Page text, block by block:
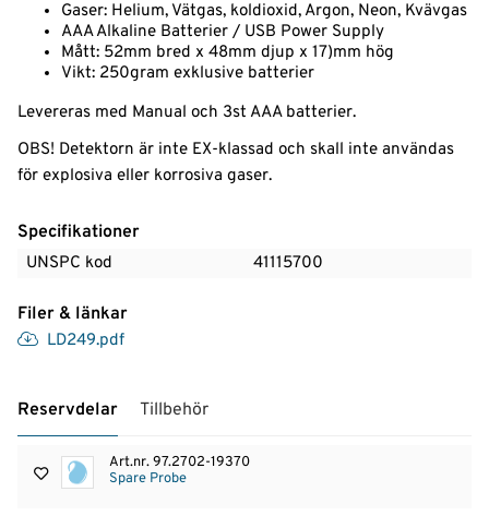
Gaser: Helium, Vätgas, koldioxid, Argon, Neon, Kvävgas
AAA Alkaline Batterier / USB Power Supply
Mått: 52mm bred x 48mm djup x 17)mm hög
Vikt: 250gram exklusive batterier
Levereras med Manual och 3st AAA batterier.
OBS! Detektorn är inte EX-klassad och skall inte användas
för explosiva eller korrosiva gaser.
Specifikationer
UNSPC kod 41115700
Filer & länkar
LD249.pdf
Reservdelar Tillbehör
Art.nr.97.2702-19370
Spare Probe